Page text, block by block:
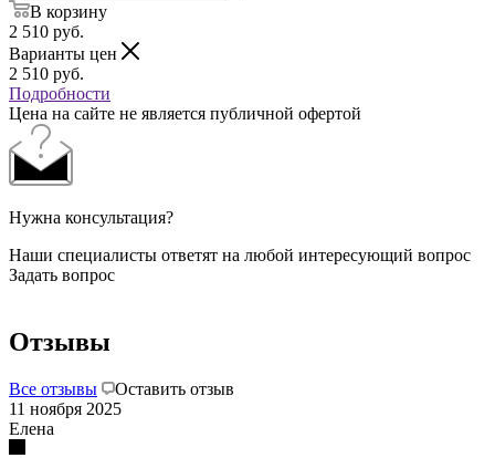
В корзину
2 510 руб.
Варианты цен
2 510 руб.
Подробности
Цена на сайте не является публичной офертой
Нужна консультация?
Наши специалисты ответят на любой интересующий вопрос
Задать вопрос
Отзывы
Все отзывы
Оставить отзыв
11 ноября 2025
Елена